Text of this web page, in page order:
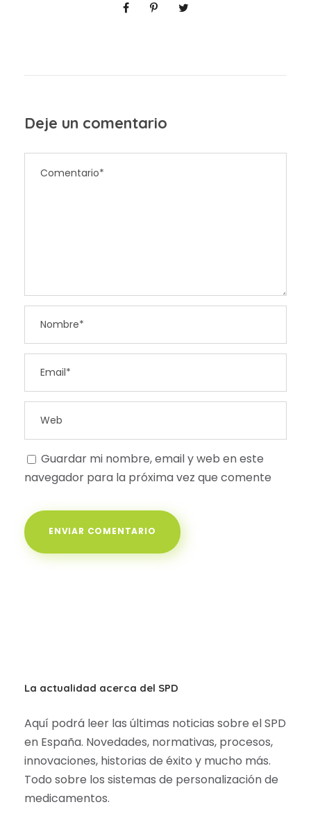
Deje un comentario
Guardar mi nombre, email y web en este
navegador para la próxima vez que comente
La actualidad acerca del SPD
Aquí podrá leer las últimas noticias sobre el SPD
en España. Novedades, normativas, procesos,
innovaciones, historias de éxito y mucho más.
Todo sobre los sistemas de personalización de
medicamentos.